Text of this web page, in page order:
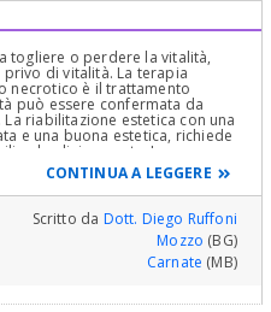
togliere o perdere la vitalità,
di vitalità. La terapia
necrotico è il trattamento
può essere confermata da
riabilitazione estetica con una
e una buona estetica, richiede
solo clinicamente. La corona
complessa da realizzare e
di durata. Per ottenere un
partire da una giusta
CONTINUA A LEGGERE
Scritto da Dott. Diego Ruffoni
Mozzo (BG)
Carnate (MB)